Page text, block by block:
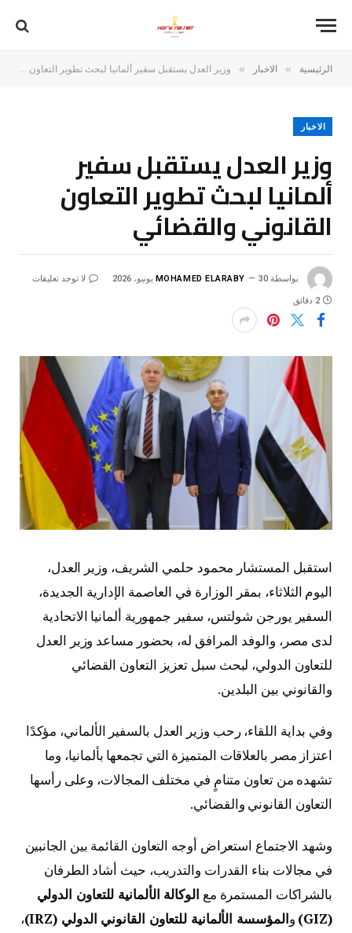
الرئيسية » الاخبار » وزير العدل يستقبل سفير ألمانيا لبحث تطوير التعاون القانوني والقضائي
الاخبار
وزير العدل يستقبل سفير
ألمانيا لبحث تطوير التعاون
القانوني والقضائي
بواسطة MOHAMED ELARABY 30 يونيو، 2026 لا توجد تعليقات
2 دقائق
استقبل المستشار محمود حلمي الشريف، وزير العدل،
اليوم الثلاثاء، بمقر الوزارة في العاصمة الإدارية الجديدة،
السفير يورجن شولتس، سفير جمهورية ألمانيا الاتحادية
لدى مصر، والوفد المرافق له، بحضور مساعد وزير العدل
للتعاون الدولي، لبحث سبل تعزيز التعاون القضائي
والقانوني بين البلدين.
وفي بداية اللقاء، رحب وزير العدل بالسفير الألماني، مؤكدًا
اعتزاز مصر بالعلاقات المتميزة التي تجمعها بألمانيا، وما
تشهده من تعاون متنامٍ في مختلف المجالات، وعلى رأسها
التعاون القانوني والقضائي.
وشهد الاجتماع استعراض أوجه التعاون القائمة بين الجانبين
في مجالات بناء القدرات والتدريب، حيث أشاد الطرفان
بالشراكات المستمرة مع الوكالة الألمانية للتعاون الدولي
(GIZ)
والمؤسسة الألمانية للتعاون القانوني الدولي (IRZ)
،